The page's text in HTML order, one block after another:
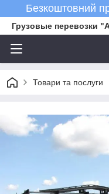
Безкоштовний
Грузовые перевозки
Товари та послуги